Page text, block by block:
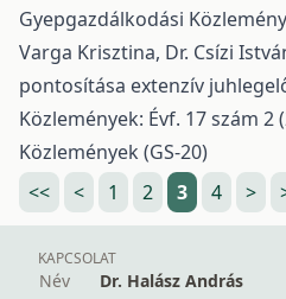
Gyepgazdálkodási
Varga Krisztina, Dr. Csízi
pontosítása extenzív
Közlemények: Évf. 17 szám 2
Közlemények (GS-20)
<<
< 1 2 3 4 >
KAPCSOLAT
Név
Dr. Halász András